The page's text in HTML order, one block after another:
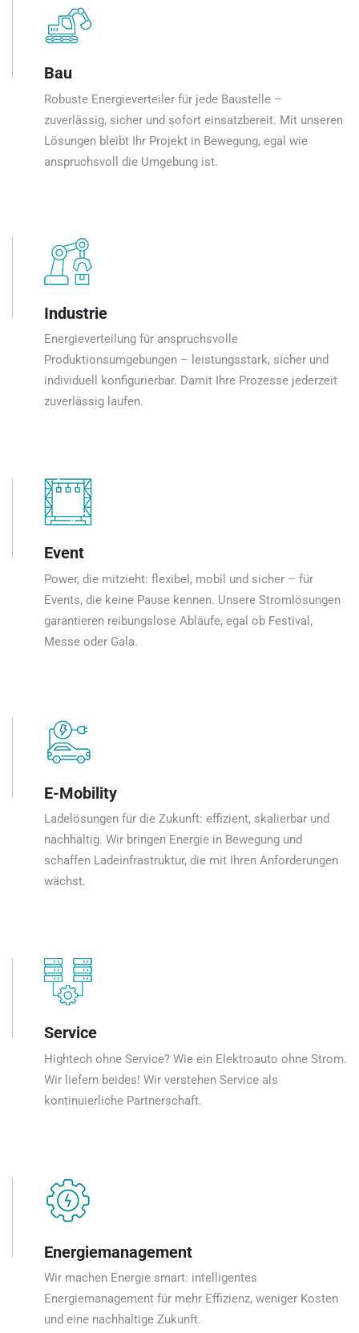
Bau
Robuste Energieverteiler für jede Baustelle –
zuverlässig, sicher und sofort einsatzbereit. Mit unseren
Lösungen bleibt Ihr Projekt in Bewegung, egal wie
anspruchsvoll die Umgebung ist.
Industrie
Energieverteilung für anspruchsvolle
Produktionsumgebungen – leistungsstark, sicher und
individuell konfigurierbar. Damit Ihre Prozesse jederzeit
zuverlässig laufen.
Event
Power, die mitzieht: flexibel, mobil und sicher – für
Events, die keine Pause kennen. Unsere Stromlösungen
garantieren reibungslose Abläufe, egal ob Festival,
Messe oder Gala.
E-Mobility
Ladelösungen für die Zukunft: effizient, skalierbar und
nachhaltig. Wir bringen Energie in Bewegung und
schaffen Ladeinfrastruktur, die mit Ihren Anforderungen
wächst.
Service
Hightech ohne Service? Wie ein Elektroauto ohne Strom.
Wir liefern beides! Wir verstehen Service als
kontinuierliche Partnerschaft.
Energiemanagement
Wir machen Energie smart: intelligentes
Energiemanagement für mehr Effizienz, weniger Kosten
und eine nachhaltige Zukunft.